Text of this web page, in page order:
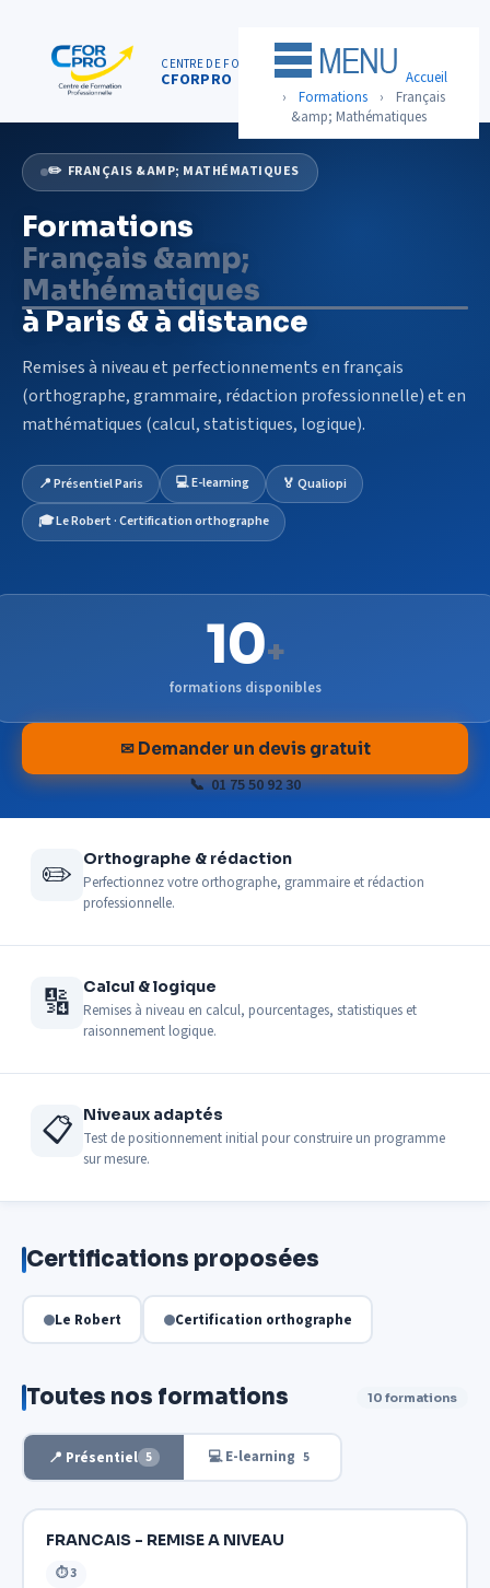
CENTRE DE FORMATION
CFORPRO 01 75 50 92 30
CENTRE
FINANCEMENT
SATISFACTION
Accueil
›
Formations ›
Français
&amp; Mathématiques
✏️ FRANÇAIS &AMP; MATHÉMATIQUES
Formations
Français &amp;
Mathématiques
à Paris & à distance
Remises à niveau et perfectionnements en français
(orthographe, grammaire, rédaction professionnelle) et en
mathématiques (calcul, statistiques, logique).
📍 Présentiel Paris 💻 E-learning
🏅 Qualiopi
🎓 Le Robert · Certification orthographe
10+
formations disponibles
✉ Demander un devis gratuit
📞 01 75 50 92 30
✏️
Orthographe & rédaction
Perfectionnez votre orthographe, grammaire et rédaction
professionnelle.
🔢
Calcul & logique
Remises à niveau en calcul, pourcentages, statistiques et
raisonnement logique.
📋
Niveaux adaptés
Test de positionnement initial pour construire un programme
sur mesure.
Certifications proposées
Le Robert Certification orthographe
Toutes nos formations 10 formations
📍 Présentiel 5 💻 E-learning 5
FRANCAIS - REMISE A NIVEAU
⏱ 3